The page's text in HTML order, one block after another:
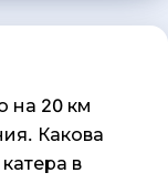
на 20 км
Какова
в